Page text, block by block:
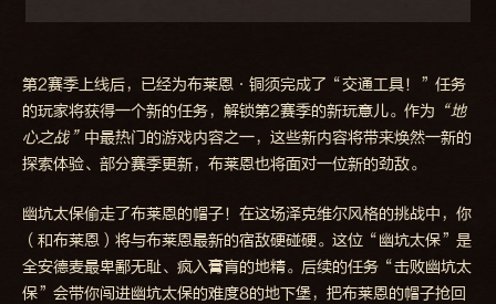
第2赛季上线后，已经为布莱恩·铜须完成了“交通工具！”任务
的玩家将获得一个新的任务，解锁第2赛季的新玩意儿。作为 “地
心之战” 中最热门的游戏内容之一，这些新内容将带来焕然一新的
探索体验、部分赛季更新，布莱恩也将面对一位新的劲敌。
幽坑太保偷走了布莱恩的帽子！在这场泽克维尔风格的挑战中，你
（和布莱恩）将与布莱恩最新的宿敌硬碰硬。这位“幽坑太保”是
全安德麦最卑鄙无耻、疯入膏肓的地精。后续的任务“击败幽坑太
保”会带你闯进幽坑太保的难度8的地下堡，把布莱恩的帽子抢回